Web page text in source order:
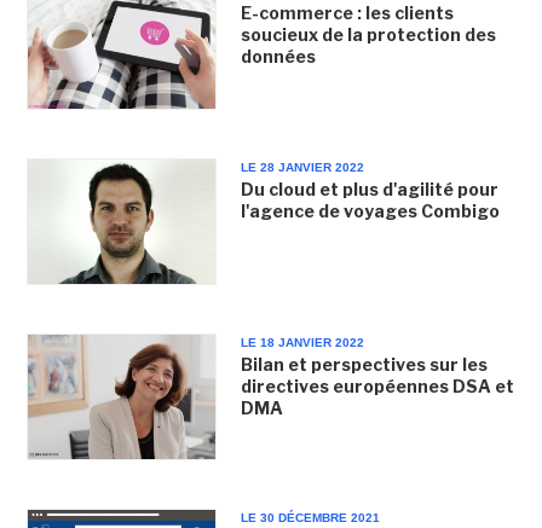
E-commerce : les clients
soucieux de la protection des
données
LE 28 JANVIER 2022
Du cloud et plus d'agilité pour
l'agence de voyages Combigo
LE 18 JANVIER 2022
Bilan et perspectives sur les
directives européennes DSA et
DMA
LE 30 DÉCEMBRE 2021